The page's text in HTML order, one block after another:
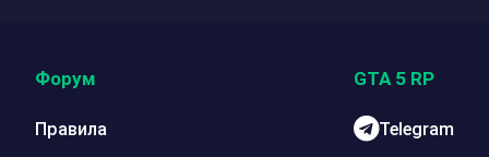
Форум
Правила
GTA 5 RP
Telegram